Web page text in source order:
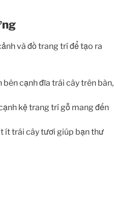
và đồ trang trí để tạo ra
cạnh đĩa trái cây trên bàn,
kệ trang trí gỗ mang đến
ít trái cây tươi giúp bạn thư